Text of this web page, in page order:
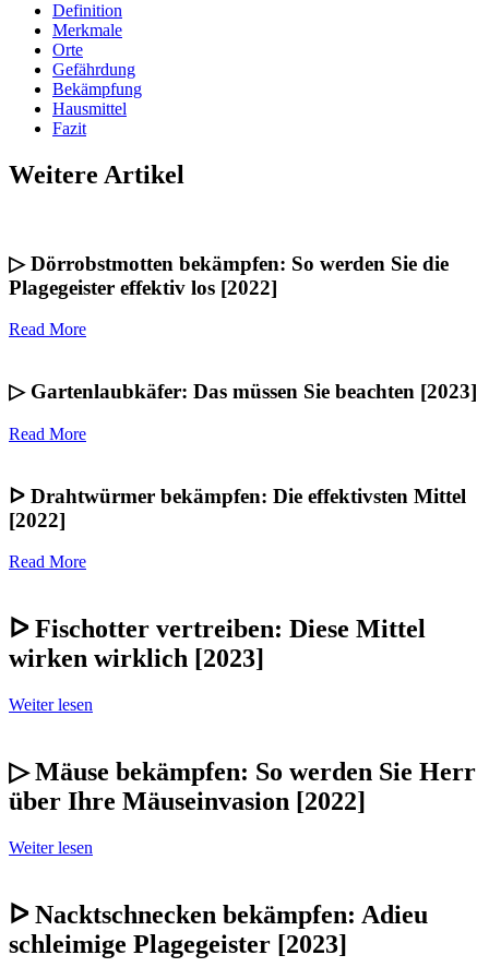
Definition
Merkmale
Orte
Gefährdung
Bekämpfung
Hausmittel
Fazit
Weitere Artikel
▷ Dörrobstmotten bekämpfen: So werden Sie die
Plagegeister effektiv los [2022]
Read More
▷ Gartenlaubkäfer: Das müssen Sie beachten [2023]
Read More
ᐅ Drahtwürmer bekämpfen: Die effektivsten Mittel
[2022]
Read More
ᐅ Fischotter vertreiben: Diese Mittel
wirken wirklich [2023]
Weiter lesen
▷ Mäuse bekämpfen: So werden Sie Herr
über Ihre Mäuseinvasion [2022]
Weiter lesen
ᐅ Nacktschnecken bekämpfen: Adieu
schleimige Plagegeister [2023]